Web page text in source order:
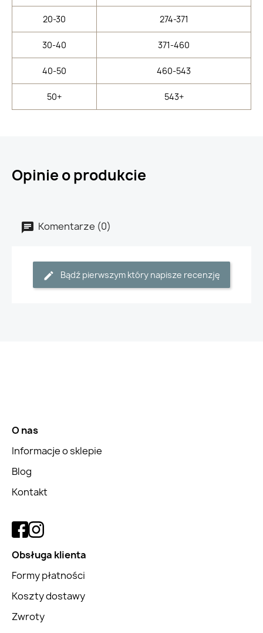
20-30 274-371
30-40 371-460
40-50 460-543
50+ 543+
Opinie o produkcie
Komentarze (0)
Bądź pierwszym który napisze recenzję
O nas
Informacje o sklepie
Blog
Kontakt
Obsługa klienta
Formy płatności
Koszty dostawy
Zwroty